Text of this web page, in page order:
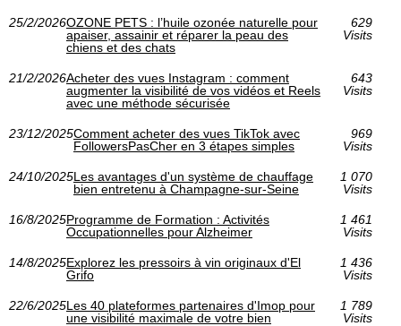
25/2/2026OZONE PETS : l’huile ozonée naturelle pour
apaiser, assainir et réparer la peau des
chiens et des chats
629
Visits
21/2/2026Acheter des vues Instagram : comment
augmenter la visibilité de vos vidéos et Reels
avec une méthode sécurisée
643
Visits
23/12/2025Comment acheter des vues TikTok avec
FollowersPasCher en 3 étapes simples
969
Visits
24/10/2025Les avantages d'un système de chauffage
bien entretenu à Champagne-sur-Seine
1 070
Visits
16/8/2025Programme de Formation : Activités
Occupationnelles pour Alzheimer
1 461
Visits
14/8/2025Explorez les pressoirs à vin originaux d'El
Grifo
1 436
Visits
22/6/2025Les 40 plateformes partenaires d'Imop pour
une visibilité maximale de votre bien
1 789
Visits